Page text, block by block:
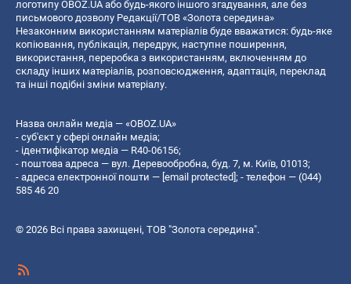
логотипу OBOZ.UA або будь-якого іншого згадування, але без
письмового дозволу Редакції/ТОВ «Золота середина»
Незаконним використанням матеріалів буде вважатися: будь-яке
копiювання, публiкацiя, передрук, наступне поширення,
використання, переробка з використанням, включенням до
складу інших матеріалів, розповсюдження, адаптація, переклад
та інші подібні зміни матеріалу.
Назва онлайн медіа — «OBOZ.UA»
- суб'єкт у сфері онлайн медіа;
- ідентифікатор медіа — R40-06156;
- поштова адреса — вул. Деревообробна, буд. 7, м. Київ, 01013;
- адреса електронної пошти — [email protected]; - телефон — (044)
585 46 20
© 2026 Всі права захищені, ТОВ "Золота середина".